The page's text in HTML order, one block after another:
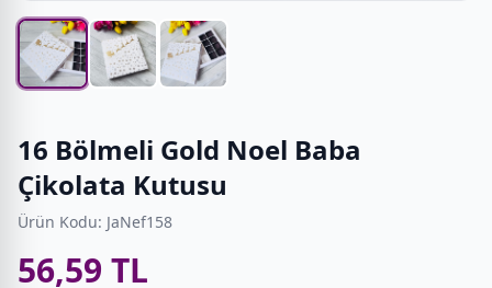
16 Bölmeli Gold Noel Baba
Çikolata Kutusu
Ürün Kodu: JaNef158
56,59 TL